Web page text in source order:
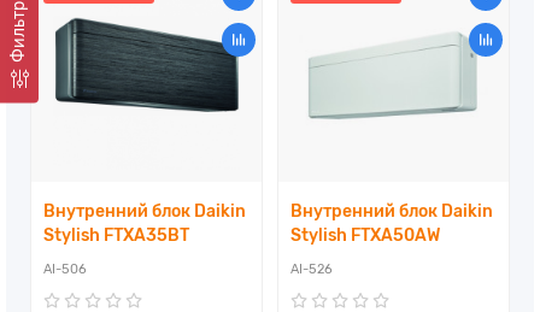
Фильтр
Внутренний блок Daikin
Stylish FTXA35BT
AI-506
Внутренний блок Daikin
Stylish FTXA50AW
AI-526